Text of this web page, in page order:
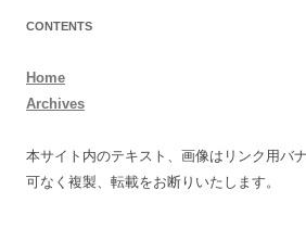
CONTENTS
Home
Archives
本サイト内のテキスト、画像はリンク用バ
可なく複製、転載をお断りいたします。